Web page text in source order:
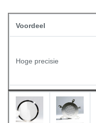
Voordeel
Hoge precisie
Snelle levering